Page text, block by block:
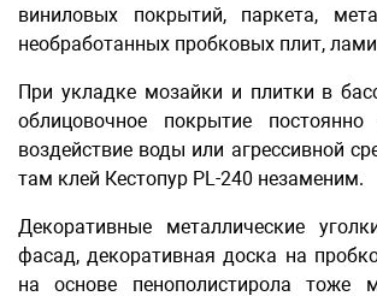
виниловых покрытий, паркета,
необработанных пробковых плит,
При укладке мозайки и плитки в
облицовочное покрытие постоянно
воздействие воды или агрессивной
там клей Кестопур PL-240 незаменим.
Декоративные металлические
фасад, декоративная доска на
на основе пенополистирола тоже